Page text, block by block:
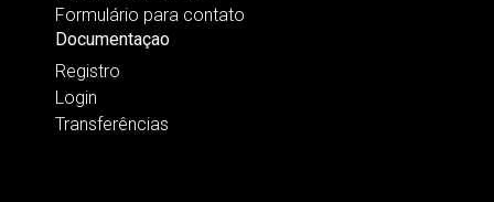
Formulário para contato
Documentaçao
Registro
Login
Transferências